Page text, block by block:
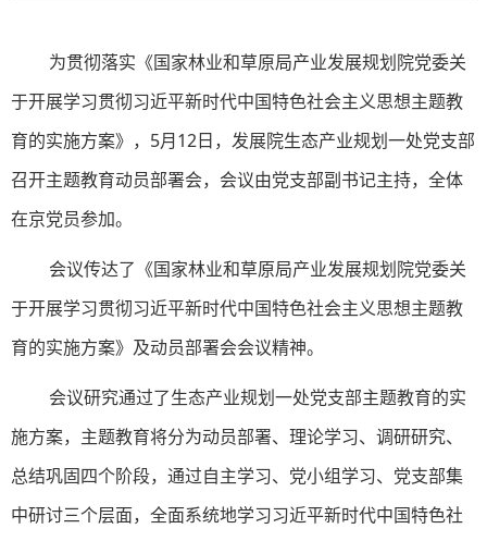
为贯彻落实《国家林业和草原局产业发展规划院党委关
于开展学习贯彻习近平新时代中国特色社会主义思想主题教
育的实施方案》，5月12日，发展院生态产业规划一处党支部
召开主题教育动员部署会，会议由党支部副书记主持，全体
在京党员参加。
会议传达了《国家林业和草原局产业发展规划院党委关
于开展学习贯彻习近平新时代中国特色社会主义思想主题教
育的实施方案》及动员部署会会议精神。
会议研究通过了生态产业规划一处党支部主题教育的实
施方案，主题教育将分为动员部署、理论学习、调研研究、
总结巩固四个阶段，通过自主学习、党小组学习、党支部集
中研讨三个层面，全面系统地学习习近平新时代中国特色社